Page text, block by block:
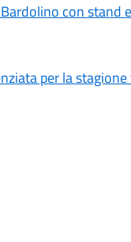
con stand
per la